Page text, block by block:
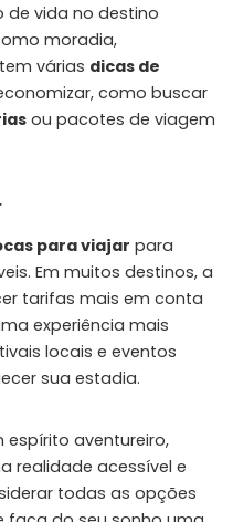
de vida no destino
moradia,
várias dicas de
como buscar
ou pacotes de viagem
para viajar para
Em muitos destinos, a
tarifas mais em conta
experiência mais
locais e eventos
sua estadia.
aventureiro,
realidade acessível e
todas as opções